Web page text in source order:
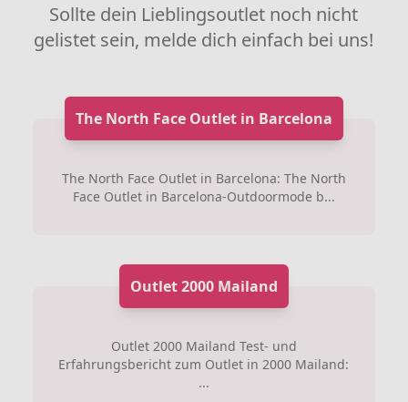
Sollte dein Lieblingsoutlet noch nicht
gelistet sein, melde dich einfach bei uns!
The North Face Outlet in Barcelona
The North Face Outlet in Barcelona: The North
Face Outlet in Barcelona-Outdoormode b...
Outlet 2000 Mailand
Outlet 2000 Mailand Test- und
Erfahrungsbericht zum Outlet in 2000 Mailand:
...